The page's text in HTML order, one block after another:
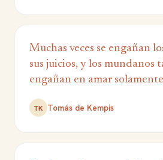
Muchas veces se engañan
sus juicios, y los mundanos
engañan en amar
TK Tomás de Kempis